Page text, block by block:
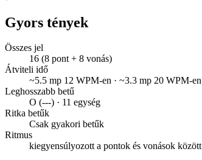
Gyors tények
Összes jel
16 (8 pont + 8 vonás)
Átviteli idő
~5.5 mp 12 WPM-en · ~3.3 mp 20 WPM-en
Leghosszabb betű
O (---) · 11 egység
Ritka betűk
Csak gyakori betűk
Ritmus
kiegyensúlyozott a pontok és vonások között